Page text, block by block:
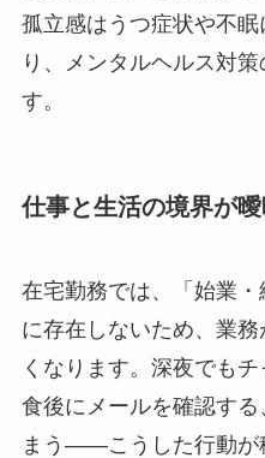
孤立感はうつ症状や不
り、メンタルヘルス対
す。
仕事と生活の境界が
在宅勤務では、「始業
に存在しないため、業
くなります。深夜でも
食後にメールを確認す
まう――こうした行動が